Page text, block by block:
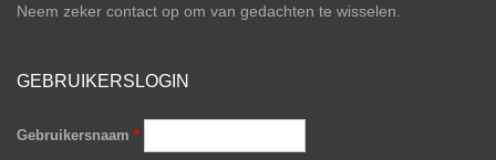
Neem zeker contact op om van gedachten te wisselen.
GEBRUIKERSLOGIN
Gebruikersnaam *